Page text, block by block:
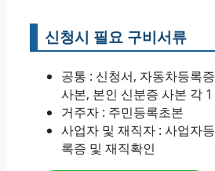
신청시 필요 구비서류
공통 : 신청서, 자동차등록증
사본, 본인 신분증 사본 각 1
거주자 : 주민등록초본
사업자 및 재직자 : 사업자등
록증 및 재직확인